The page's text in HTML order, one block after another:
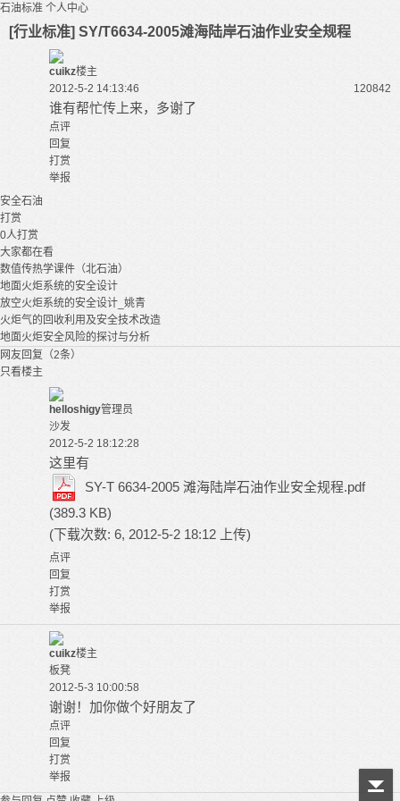
石油标准 个人中心
[行业标准] SY/T6634-2005滩海陆岸石油作业安全规程
cuikz楼主
2012-5-2 14:13:46
120842
谁有帮忙传上来，多谢了
点评
回复
打赏
举报
安全石油
打赏
0人打赏
大家都在看
数值传热学课件（北石油）
地面火炬系统的安全设计
放空火炬系统的安全设计_姚青
火炬气的回收利用及安全技术改造
地面火炬安全风险的探讨与分析
网友回复（2条）
只看楼主
helloshigy管理员
沙发
2012-5-2 18:12:28
这里有
SY-T 6634-2005 滩海陆岸石油作业安全规程.pdf
(389.3 KB)
(下载次数: 6, 2012-5-2 18:12 上传)
点评
回复
打赏
举报
cuikz楼主
板凳
2012-5-3 10:00:58
谢谢！加你做个好朋友了
点评
回复
打赏
举报